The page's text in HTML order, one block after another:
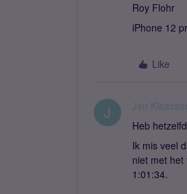
Roy Flohr
iPhone 12
Like
J Jan
Heb
Ik mis veel
niet met
1:01:34.